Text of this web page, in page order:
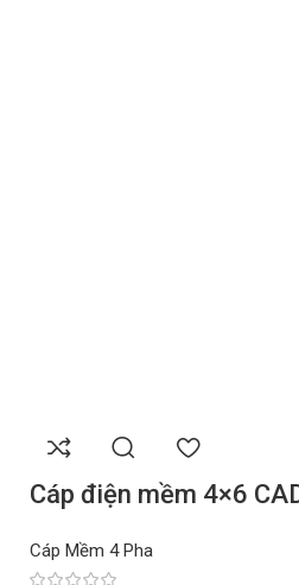
Cáp điện mềm 4×6
Cáp Mềm 4 Pha